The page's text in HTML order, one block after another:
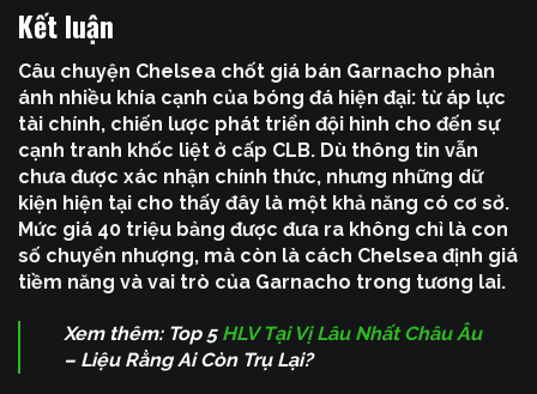
Kết luận
Câu chuyện Chelsea chốt giá bán Garnacho phản
ánh nhiều khía cạnh của bóng đá hiện đại: từ áp lực
tài chính, chiến lược phát triển đội hình cho đến sự
cạnh tranh khốc liệt ở cấp CLB. Dù thông tin vẫn
chưa được xác nhận chính thức, nhưng những dữ
kiện hiện tại cho thấy đây là một khả năng có cơ sở.
Mức giá 40 triệu bảng được đưa ra không chỉ là con
số chuyển nhượng, mà còn là cách Chelsea định giá
tiềm năng và vai trò của Garnacho trong tương lai.
Xem thêm: Top 5 HLV Tại Vị Lâu Nhất Châu Âu
– Liệu Rằng Ai Còn Trụ Lại?